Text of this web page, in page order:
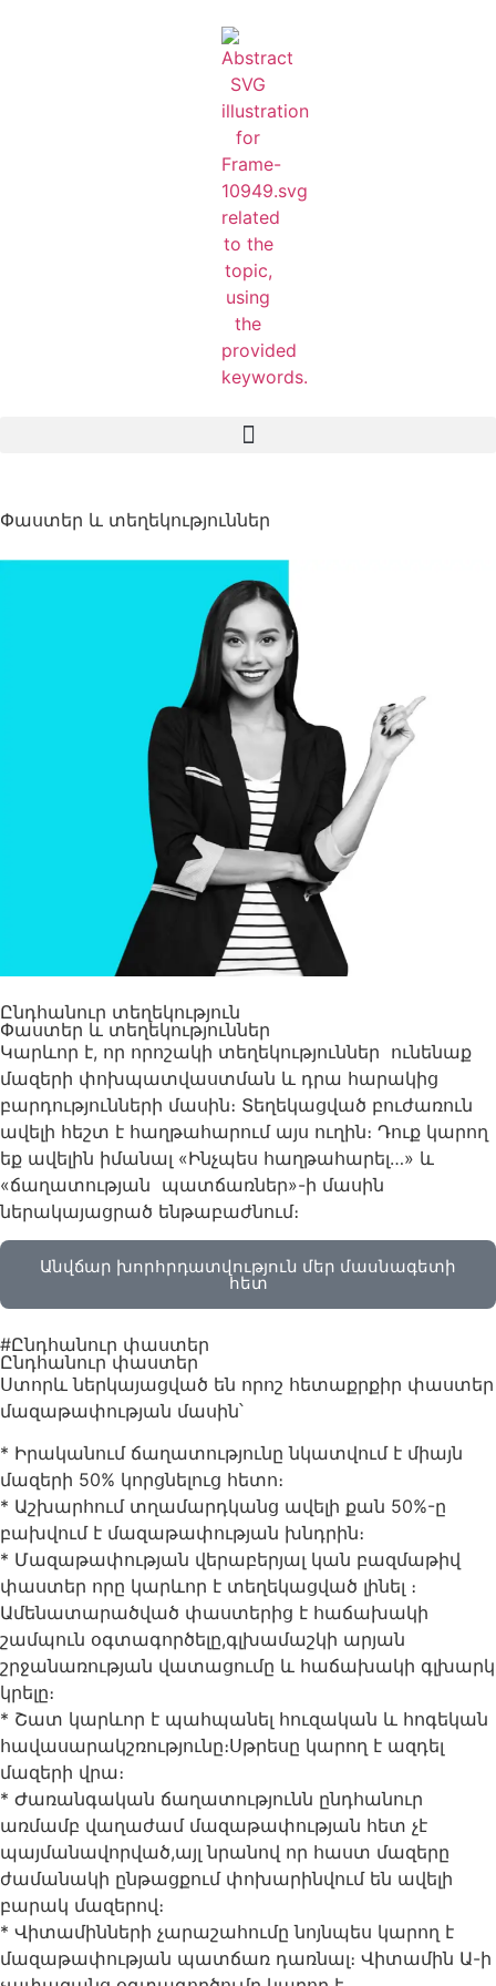
Փաստեր և տեղեկություններ
Ընդհանուր տեղեկություն
Փաստեր և տեղեկություններ
Կարևոր է, որ որոշակի տեղեկություններ ունենաք
մազերի փոխպատվաստման և դրա հարակից
բարդությունների մասին։ Տեղեկացված բուժառուն
ավելի հեշտ է հաղթահարում այս ուղին։ Դուք կարող
եք ավելին իմանալ «Ինչպես հաղթահարել…» և
«ճաղատության պատճառներ»-ի մասին
ներակայացրած ենթաբաժնում։
Անվճար խորհրդատվություն մեր մասնագետի
հետ
#Ընդհանուր փաստեր
Ընդհանուր փաստեր
Ստորև ներկայացված են որոշ հետաքրքիր փաստեր
մազաթափության մասին՝
* Իրականում ճաղատությունը նկատվում է միայն
մազերի 50% կորցնելուց հետո։
* Աշխարհում տղամարդկանց ավելի քան 50%-ը
բախվում է մազաթափության խնդրին։
* Մազաթափության վերաբերյալ կան բազմաթիվ
փաստեր որը կարևոր է տեղեկացված լինել ։
Ամենատարածված փաստերից է հաճախակի
շամպուն օգտագործելը,գլխամաշկի արյան
շրջանառության վատացումը և հաճախակի գլխարկ
կրելը։
* Շատ կարևոր է պահպանել հուզական և հոգեկան
հավասարակշռությունը։Սթրեսը կարող է ազդել
մազերի վրա։
* Ժառանգական ճաղատությունն ընդհանուր
առմամբ վաղաժամ մազաթափության հետ չէ
պայմանավորված,այլ նրանով որ հաստ մազերը
ժամանակի ընթացքում փոխարինվում են ավելի
բարակ մազերով։
* Վիտամինների չարաշահումը նոյնպես կարող է
մազաթափության պատճառ դառնալ։ Վիտամին Ա-ի